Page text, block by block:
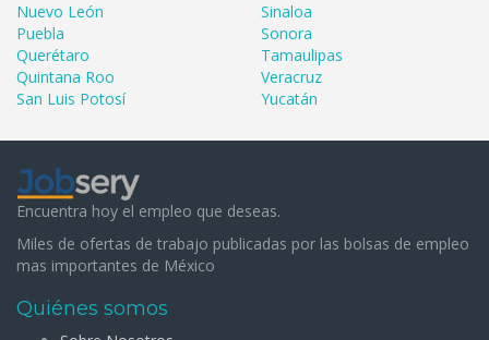
Nuevo León
Puebla
Querétaro
Quintana Roo
San Luis Potosí
Sinaloa
Sonora
Tamaulipas
Veracruz
Yucatán
Encuentra hoy el empleo que deseas.
Miles de ofertas de trabajo publicadas por las bolsas de empleo
mas importantes de México
Quiénes somos